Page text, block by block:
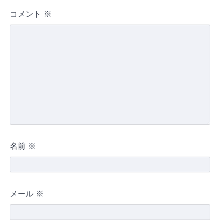
コメント ※
名前 ※
メール ※